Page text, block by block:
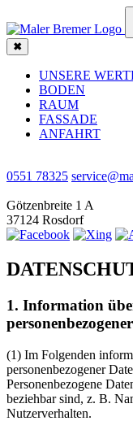
✖
UNSERE
BODEN
RAUM
FASSADE
ANFAHRT
0551 78325
Götzenbreite 1 A
37124 Rosdorf
1. Information
(1) Im Folgenden
personenbezogener
Personenbezogene
beziehbar sind, z. B.
Nutzerverhalten.